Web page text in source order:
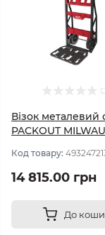
Візок металевий
PACKOUT
Код товару:
14 815.00 грн
До